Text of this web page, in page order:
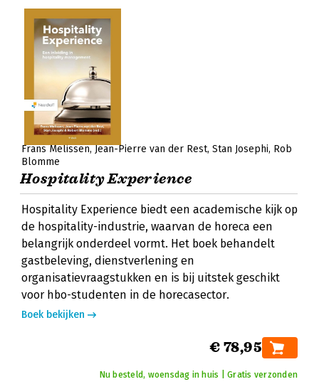
Frans Melissen Jean-Pierre van der Rest Stan Josephi Rob
Blomme
Hospitality Experience
Hospitality Experience biedt een academische kijk op
de hospitality-industrie, waarvan de horeca een
belangrijk onderdeel vormt. Het boek behandelt
gastbeleving, dienstverlening en
organisatievraagstukken en is bij uitstek geschikt
voor hbo-studenten in de horecasector.
Boek bekijken
€ 78,95
Nu besteld, woensdag in huis | Gratis verzonden